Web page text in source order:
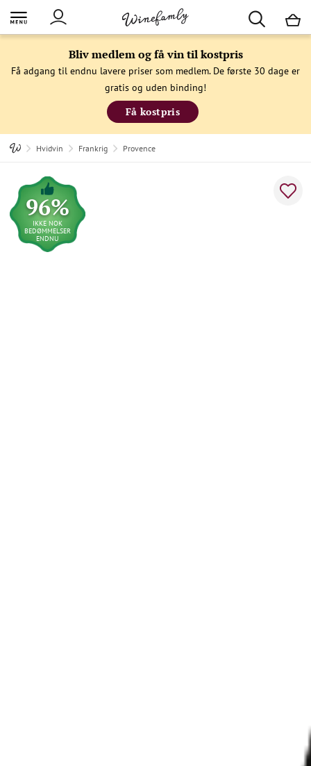
Bliv medlem og få vin til kostpris
Få adgang til endnu lavere priser som medlem. De første 30 dage er
gratis og uden binding!
Få kostpris
Hvidvin Frankrig Provence
96%
IKKE NOK
BEDØMMELSER
ENDNU